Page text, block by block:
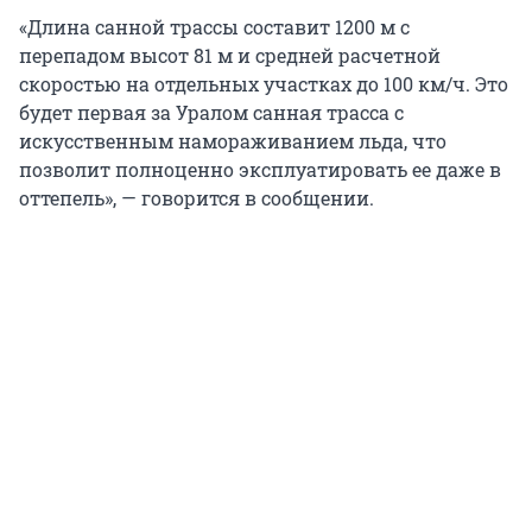
«Длина санной трассы составит 1200 м с
перепадом высот 81 м и средней расчетной
скоростью на отдельных участках до 100 км/ч. Это
будет первая за Уралом санная трасса с
искусственным намораживанием льда, что
позволит полноценно эксплуатировать ее даже в
оттепель», — говорится в сообщении.